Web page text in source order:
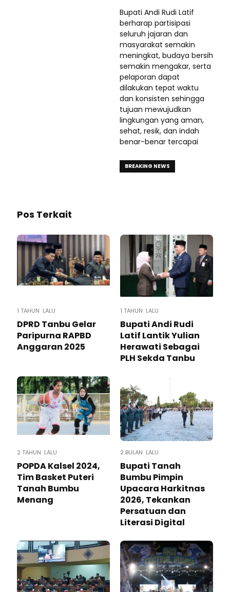
Bupati Andi Rudi Latif
berharap partisipasi
seluruh jajaran dan
masyarakat semakin
meningkat, budaya bersih
semakin mengakar, serta
pelaporan dapat
dilakukan tepat waktu
dan konsisten sehingga
tujuan mewujudkan
lingkungan yang aman,
sehat, resik, dan indah
benar-benar tercapai
BREAKING NEWS
Pos Terkait
1 TAHUN LALU
DPRD Tanbu Gelar
Paripurna RAPBD
Anggaran 2025
1 TAHUN LALU
Bupati Andi Rudi
Latif Lantik Yulian
Herawati Sebagai
PLH Sekda Tanbu
2 TAHUN LALU
POPDA Kalsel 2024,
Tim Basket Puteri
Tanah Bumbu
Menang
2 BULAN LALU
Bupati Tanah
Bumbu Pimpin
Upacara Harkitnas
2026, Tekankan
Persatuan dan
Literasi Digital